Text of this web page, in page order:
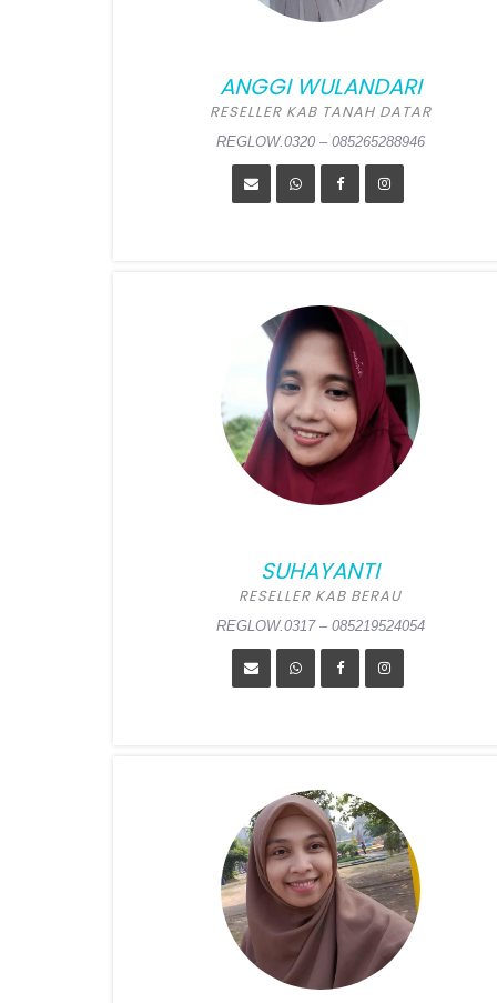
ANGGI WULANDARI
RESELLER KAB TANAH DATAR
REGLOW.0320 – 085265288946
SUHAYANTI
RESELLER KAB BERAU
REGLOW.0317 – 085219524054